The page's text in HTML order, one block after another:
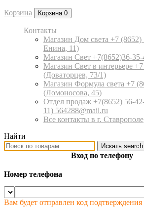
Корзина Корзина 0
Контакты
Магазин Дом света +7 (8652)
Енина, 11)
Магазин Свет +7(8652)36-35-
Магазин Свет в интерьере
(Доваторцев, 73/1)
Магазин Формула света +7
(Ломоносова, 45)
Отдел продаж +7(8652) 56-
11) 564288@mail.ru
Все контакты в г. Ставрополе
Найти
Искать search
Вход по телефону
Номер телефона
Вам будет отправлен код подтверждения